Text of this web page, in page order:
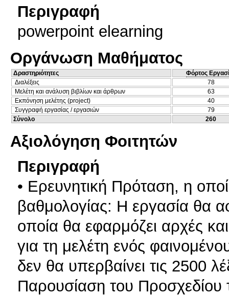
Περιγραφή
powerpoint elearning
Οργάνωση Μαθήματος
Δραστηριότητες
Φόρτος
Διαλέξεις
78
Μελέτη και ανάλυση βιβλίων και άρθρων
63
Εκπόνηση μελέτης (project)
40
Συγγραφή εργασίας / εργασιών
79
Σύνολο
260
Αξιολόγηση Φοιτητών
Περιγραφή
• Ερευνητική Πρόταση, η
βαθμολογίας: H εργασία θα
οποία θα εφαρμόζει αρχές
για τη μελέτη ενός
δεν θα υπερβαίνει τις 2500
Παρουσίαση του Προσχεδίου